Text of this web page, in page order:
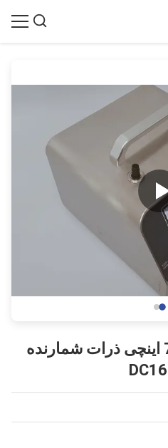
صفحه نمایش لمسی 7 اینچی ذرات شمارنده